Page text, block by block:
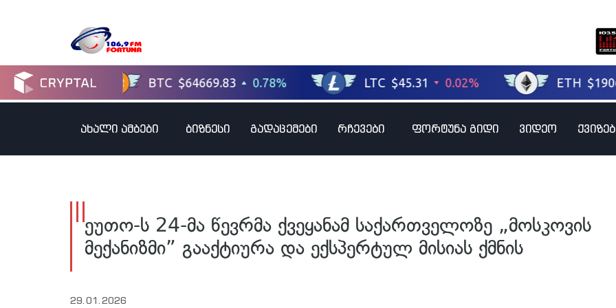
ახალი ამბები ბიზნესი გადაცემები რჩევები ფორტუნა გიდი ვიდეო
ეუთო-ს 24-მა წევრმა ქვეყანამ საქართველოზე „მოსკოვის
მექანიზმი” გააქტიურა და ექსპერტულ მისიას ქმნის
29.01.2026